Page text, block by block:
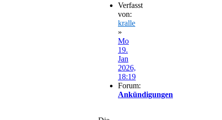
Verfasst
von:
kralle
»
Mo
19.
Jan
2026,
18:19
Forum:
Ankündigungen